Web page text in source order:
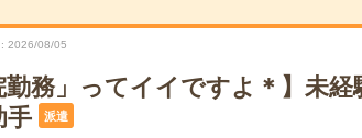
2026/08/05
勤務」ってイイですよ＊】未
手
派遣